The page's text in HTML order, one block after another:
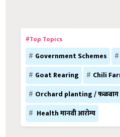
#Top Topics
Government Schemes
Goat Rearing
Chili
Orchard planting / फळबाग
Health मानवी आरोग्य